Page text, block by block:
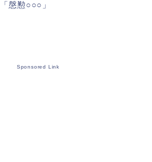
慇懃○○○」
Sponsored Link